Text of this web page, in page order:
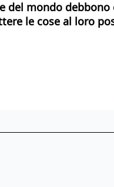
mondo debbono
le cose al loro